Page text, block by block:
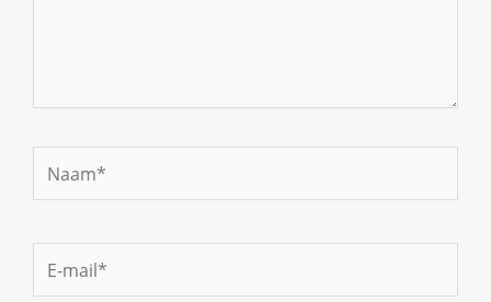
mail*